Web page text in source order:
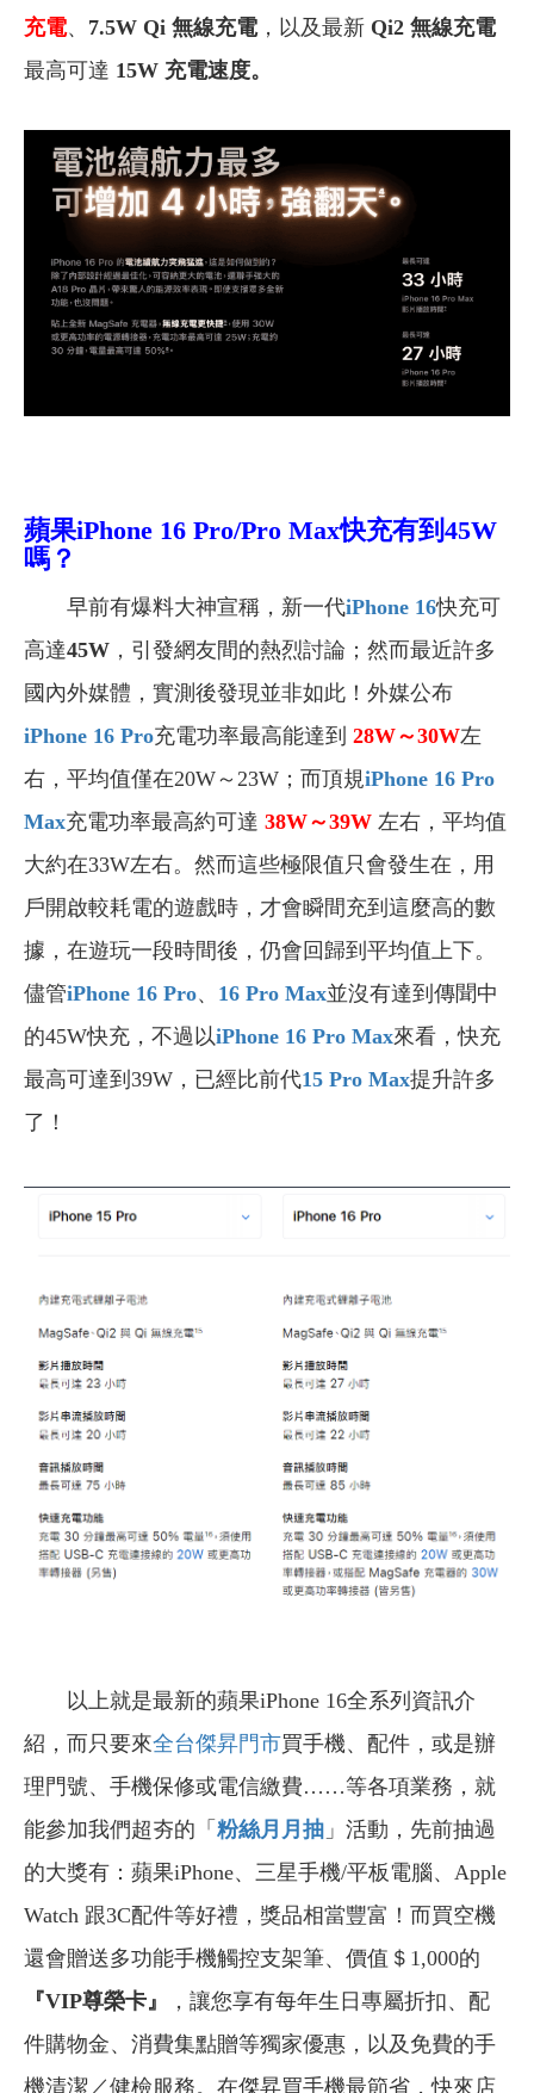
充電、 7.5W Qi 無線充電，以及最新 Qi2 無線充電
最高可達 15W 充電速度。
蘋果iPhone 16 Pro/Pro Max快充有到45W
嗎？
早前有爆料大神宣稱，新一代iPhone 16快充可
高達45W ，引發網友間的熱烈討論；然而最近許多
國內外媒體，實測後發現並非如此！外媒公布
iPhone 16 Pro充電功率最高能達到 28W～30W左
右，平均值僅在20W～23W；而頂規iPhone 16 Pro
Max充電功率最高約可達 38W～39W 左右，平均值
大約在33W左右。然而這些極限值只會發生在，用
戶開啟較耗電的遊戲時，才會瞬間充到這麼高的數
據，在遊玩一段時間後，仍會回歸到平均值上下。
儘管iPhone 16 Pro、 16 Pro Max並沒有達到傳聞中
的45W快充，不過以iPhone 16 Pro Max來看，快充
最高可達到39W，已經比前代15 Pro Max提升許多
了！
以上就是最新的蘋果iPhone 16全系列資訊介
紹，而只要來全台傑昇門市買手機、配件，或是辦
理門號、手機保修或電信繳費……等各項業務，就
能參加我們超夯的「 粉絲月月抽 」活動，先前抽過
的大獎有：蘋果iPhone、三星手機/平板電腦、Apple
Watch 跟3C配件等好禮，獎品相當豐富！而買空機
還會贈送多功能手機觸控支架筆、價值＄1,000的
『VIP尊榮卡』
，讓您享有每年生日專屬折扣、配
件購物金、消費集點贈等獨家優惠，以及免費的手
機清潔／健檢服務。在傑昇買手機最節省，快來店